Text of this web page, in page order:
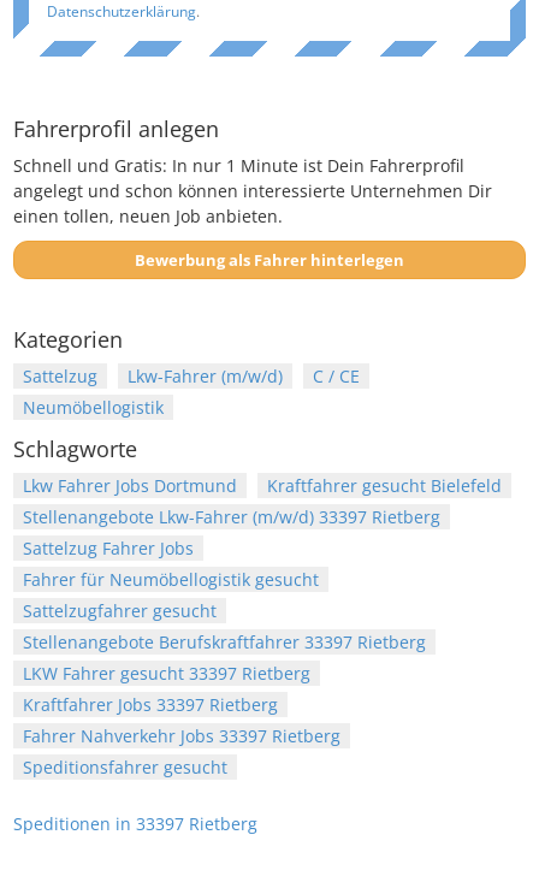
Datenschutzerklärung.
Fahrerprofil anlegen
Schnell und Gratis: In nur 1 Minute ist Dein Fahrerprofil
angelegt und schon können interessierte Unternehmen Dir
einen tollen, neuen Job anbieten.
Bewerbung als Fahrer hinterlegen
Kategorien
Sattelzug Lkw-Fahrer (m/w/d)
C / CE
Neumöbellogistik
Schlagworte
Lkw Fahrer Jobs Dortmund
Kraftfahrer gesucht Bielefeld
Stellenangebote Lkw-Fahrer (m/w/d) 33397 Rietberg
Sattelzug Fahrer Jobs
Fahrer für Neumöbellogistik gesucht
Sattelzugfahrer gesucht
Stellenangebote Berufskraftfahrer 33397 Rietberg
LKW Fahrer gesucht 33397 Rietberg
Kraftfahrer Jobs 33397 Rietberg
Fahrer Nahverkehr Jobs 33397 Rietberg
Speditionsfahrer gesucht
Speditionen in 33397 Rietberg